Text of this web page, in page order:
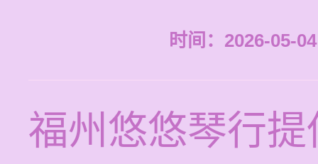
时间：2026-05-
福州悠悠琴行